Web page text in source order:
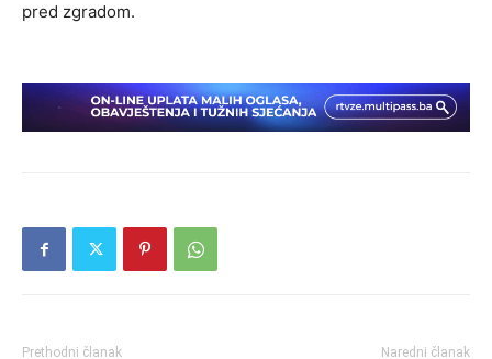
pred zgradom.
Prethodni članak Naredni članak